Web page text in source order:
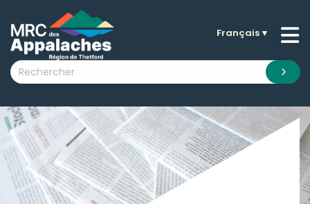
submenu (La MRC )
submenu (Citoyens )
submenu (Visiteurs )
submenu (Nouvelles )
submenu (Documentation )
Français▼